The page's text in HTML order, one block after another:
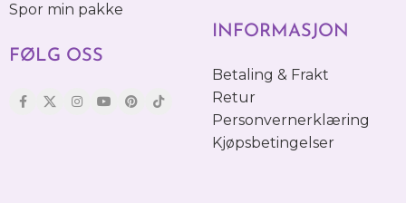
Spor min pakke
FØLG OSS
INFORMASJON
Betaling & Frakt
Retur
Personvernerklæring
Kjøpsbetingelser